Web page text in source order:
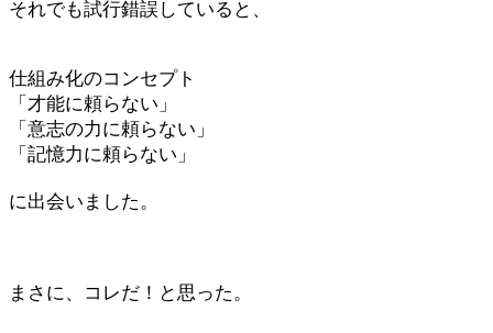
それでも試行錯誤していると、
仕組み化のコンセプト
「才能に頼らない」
「意志の力に頼らない」
「記憶力に頼らない」
に出会いました。
まさに、コレだ！と思った。